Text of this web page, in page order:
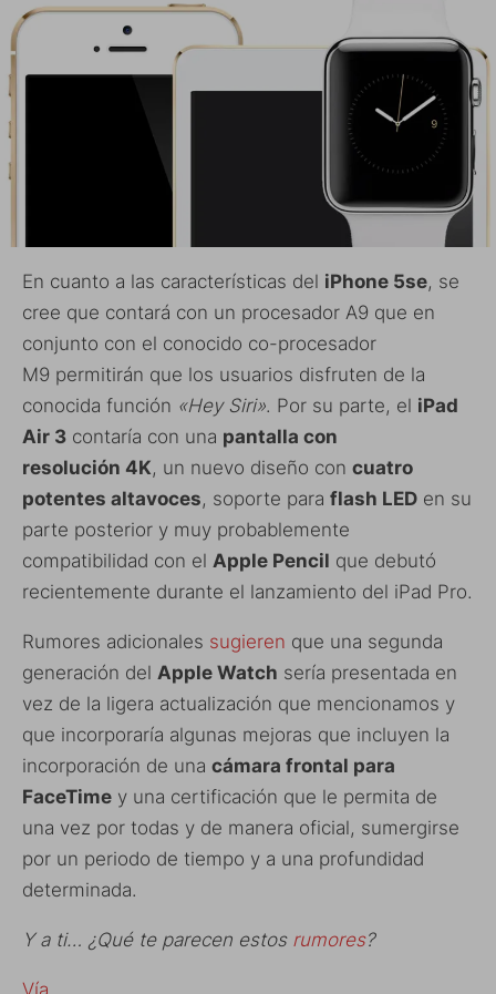
En cuanto a las características del iPhone 5se, se
cree que contará con un procesador A9 que en
conjunto con el conocido co-procesador
M9 permitirán que los usuarios disfruten de la
conocida función «Hey Siri». Por su parte, el iPad
Air 3 contaría con una pantalla con
resolución 4K, un nuevo diseño con cuatro
potentes altavoces, soporte para flash LED en su
parte posterior y muy probablemente
compatibilidad con el Apple Pencil que debutó
recientemente durante el lanzamiento del iPad Pro.
Rumores adicionales sugieren que una segunda
generación del Apple Watch sería presentada en
vez de la ligera actualización que mencionamos y
que incorporaría algunas mejoras que incluyen la
incorporación de una cámara frontal para
FaceTime y una certificación que le permita de
una vez por todas y de manera oficial, sumergirse
por un periodo de tiempo y a una profundidad
determinada.
Y a ti… ¿Qué te parecen estos rumores?